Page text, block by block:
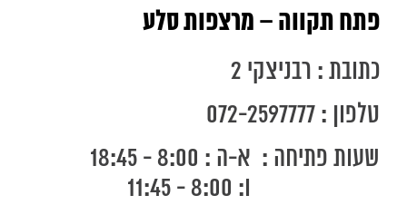
פתח תקווה – מרצפות סלע
כתובת : רבניצקי 2
טלפון : 072-2597777
שעות פתיחה : א-ה : 8:00 - 18:45
ו: 8:00 - 11:45